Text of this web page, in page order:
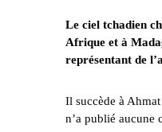
Le ciel tchadien
Afrique et à
représentant de
Il succède à
n’a publié aucune